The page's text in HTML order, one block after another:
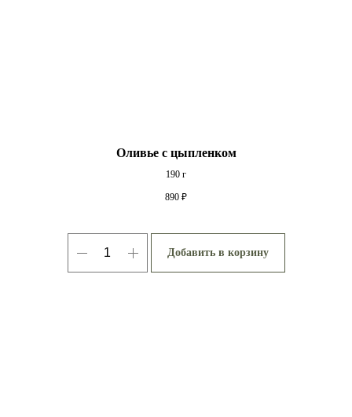
Оливье с цыпленком
190 г
890 ₽
Добавить в корзину